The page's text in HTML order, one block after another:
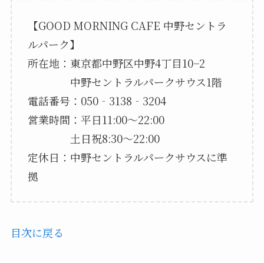
【GOOD MORNING CAFE 中野セントラ
ルパーク】
所在地：東京都中野区中野4丁目10−2
中野セントラルパークサウス1階
電話番号：050‐3138‐3204
営業時間：平日11:00～22:00
土日祝8:30～22:00
定休日：中野セントラルパークサウスに準
拠
目次に戻る